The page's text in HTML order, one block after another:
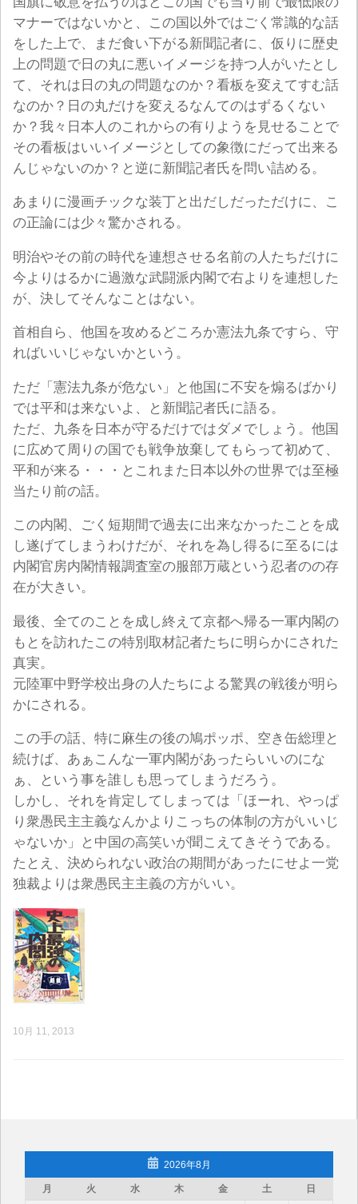
マナーではないかと、この国以外ではごく常識的な話
をした上で、まだ食い下がる新聞記者に、仮りに歴史
上の問題で日の丸に悪いイメージを持つ人がいたとし
て、それは日の丸の問題なのか？看板を変えてすむ話
なのか？日の丸だけを変えるなんてのはずるくない
か？我々日本人のこれからの有りようを見せることで
その看板はいいイメージとしての象徴にだって出来る
んじゃないのか？と逆に新聞記者氏を問い詰める。
あまりに漫画チックな装丁と出だしだっただけに、こ
の正論には少々驚かされる。
明治やその前の時代を連想させる名前の人たちだけに
今よりはるかに過激な武闘派内閣で右よりを連想した
が、決してそんなことはない。
首相自ら、他国を攻めるどころか憲法九条ですら、守
ればいいじゃないかという。
ただ「憲法九条が危ない」と他国に不安を煽るばかり
では平和は来ないよ、と新聞記者氏に語る。
ただ、九条を日本が守るだけではダメでしょう。他国
に広めて周りの国でも戦争放棄してもらって初めて、
平和が来る・・・とこれまた日本以外の世界では至極
当たり前の話。
この内閣、ごく短期間で過去に出来なかったことを成
し遂げてしまうわけだが、それを為し得るに至るには
内閣官房内閣情報調査室の服部万蔵という忍者のの存
在が大きい。
最後、全てのことを成し終えて京都へ帰る一軍内閣の
もとを訪れたこの特別取材記者たちに明らかにされた
真実。
元陸軍中野学校出身の人たちによる驚異の戦後が明ら
かにされる。
この手の話、特に麻生の後の鳩ポッポ、空き缶総理と
続けば、あぁこんな一軍内閣があったらいいのにな
ぁ、という事を誰しも思ってしまうだろう。
しかし、それを肯定してしまっては「ほーれ、やっぱ
り衆愚民主主義なんかよりこっちの体制の方がいいじ
ゃないか」と中国の高笑いが聞こえてきそうである。
たとえ、決められない政治の期間があったにせよ一党
独裁よりは衆愚民主主義の方がいい。
10月 11, 2013
2026年8月
月 火 水 木 金 土 日